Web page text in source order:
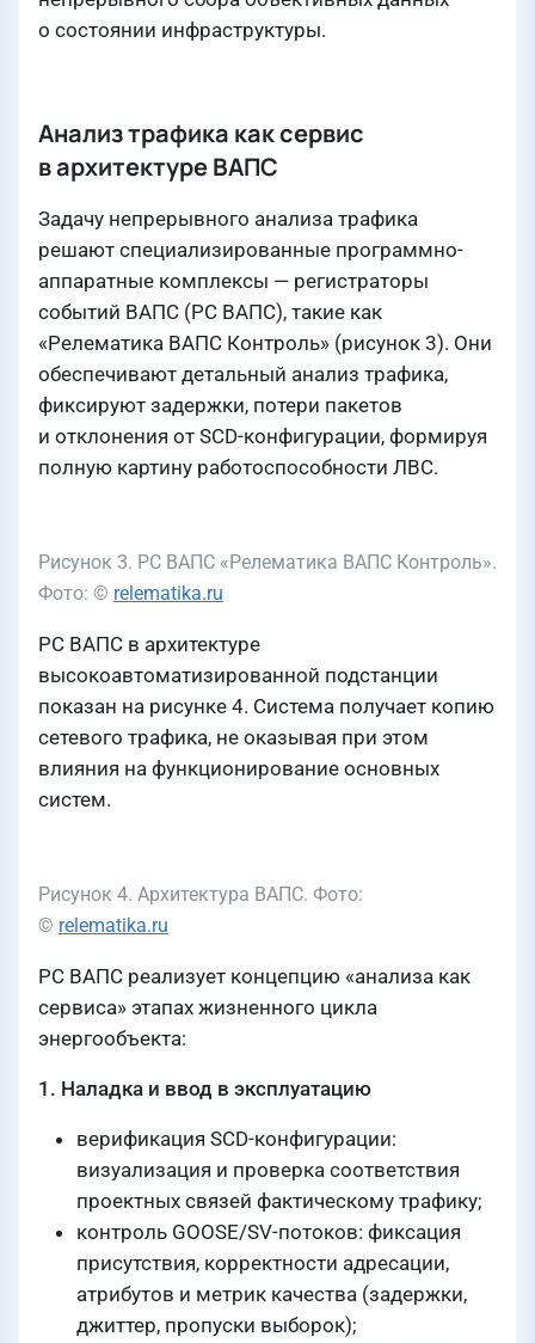
о состоянии инфраструктуры.
Анализ трафика как сервис
в архитектуре ВАПС
Задачу непрерывного анализа трафика
решают специализированные программно-
аппаратные комплексы — регистраторы
событий ВАПС (РС ВАПС), такие как
«Релематика ВАПС Контроль» (рисунок 3). Они
обеспечивают детальный анализ трафика,
фиксируют задержки, потери пакетов
и отклонения от SCD-конфигурации, формируя
полную картину работоспособности ЛВС.
Рисунок 3. РС ВАПС «Релематика ВАПС Контроль».
Фото: © relematika.ru
РС ВАПС в архитектуре
высокоавтоматизированной подстанции
показан на рисунке 4. Система получает копию
сетевого трафика, не оказывая при этом
влияния на функционирование основных
систем.
Рисунок 4. Архитектура ВАПС. Фото:
© relematika.ru
РС ВАПС реализует концепцию «анализа как
сервиса» этапах жизненного цикла
энергообъекта:
1. Наладка и ввод в эксплуатацию
верификация SCD-конфигурации:
визуализация и проверка соответствия
проектных связей фактическому трафику;
контроль GOOSE/SV-потоков: фиксация
присутствия, корректности адресации,
атрибутов и метрик качества (задержки,
джиттер, пропуски выборок);